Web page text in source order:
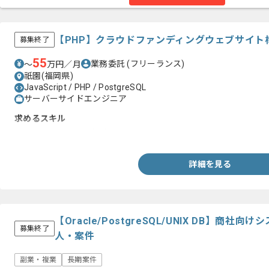
募集終了 【PHP】クラウドファンディングウェブサイ
〜55万円／月 業務委託(フリーランス)
祇園(福岡県)
JavaScript / PHP / PostgreSQL
サーバーサイドエンジニア
求めるスキル
詳細を見る
募集終了
【Oracle/PostgreSQL/UNIX DB】商社向けシ
人・案件
副業・複業 長期案件